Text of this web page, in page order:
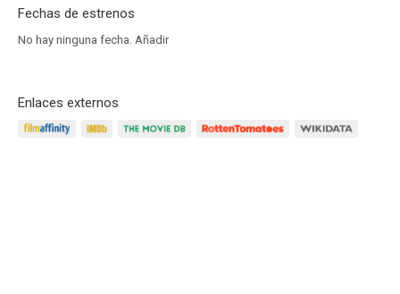
Fechas de estrenos
No hay ninguna fecha. Añadir
Enlaces externos